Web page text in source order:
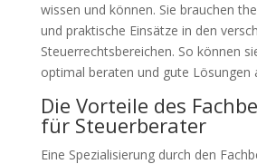
wissen und können. Sie brauchen
und praktische Einsätze in den
Steuerrechtsbereichen. So können
optimal beraten und gute Lösungen
Die Vorteile des
für Steuerberater
Eine Spezialisierung durch den